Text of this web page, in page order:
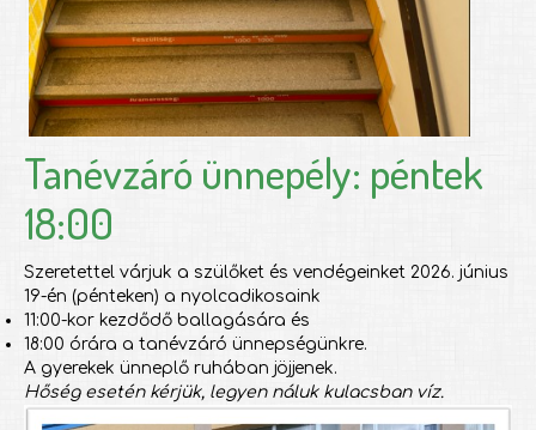
Tanévzáró ünnepély: péntek
18:00
Szeretettel várjuk a szülőket és vendégeinket 2026. június
19-én (pénteken) a nyolcadikosaink
11:00-kor kezdődő ballagására és
18:00 órára a tanévzáró ünnepségünkre.
A gyerekek ünneplő ruhában jöjjenek.
Hőség esetén kérjük, legyen náluk kulacsban víz.